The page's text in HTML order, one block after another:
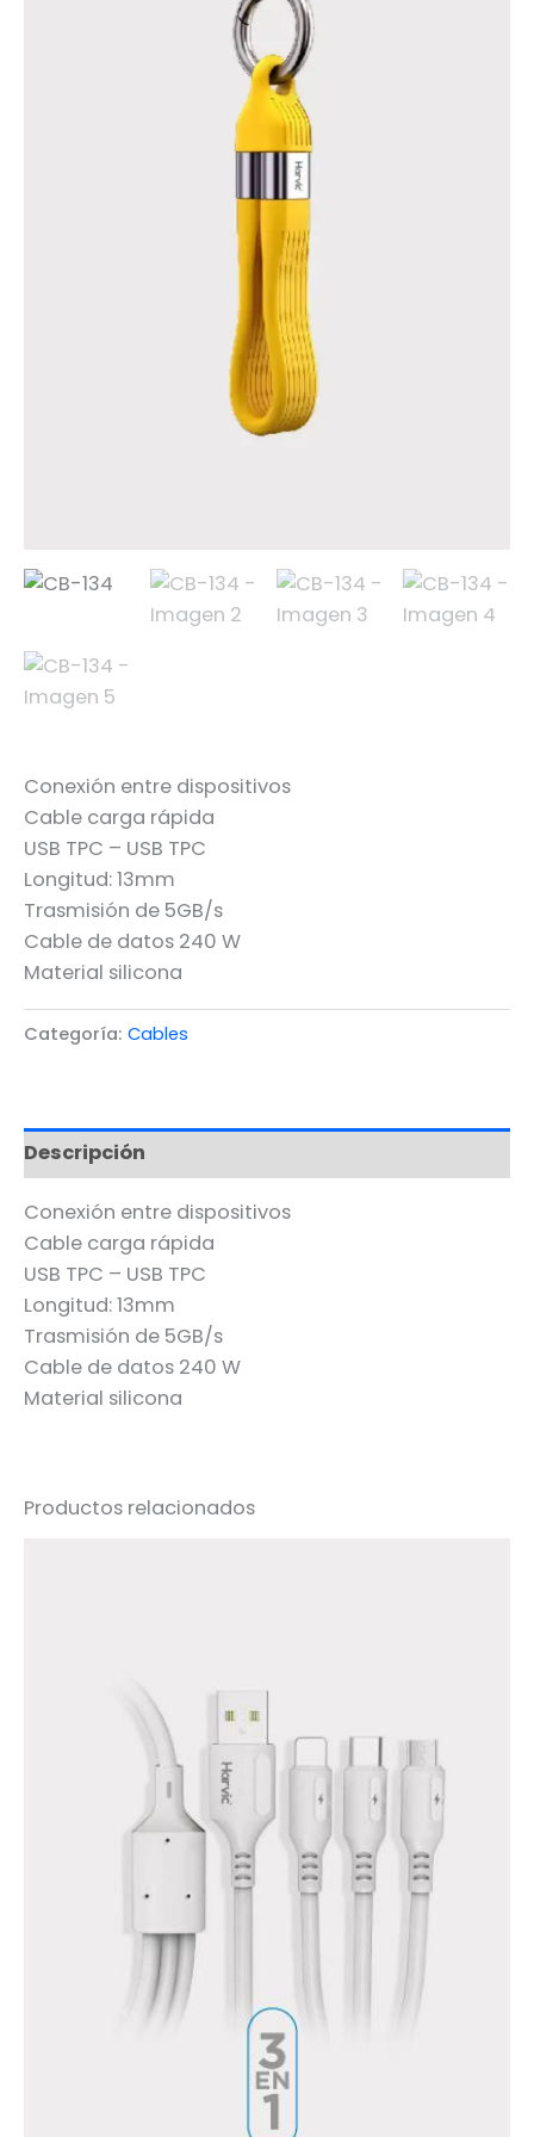
Conexión entre dispositivos
Cable carga rápida
USB TPC – USB TPC
Longitud: 13mm
Trasmisión de 5GB/s
Cable de datos 240 W
Material silicona
Categoría: Cables
Descripción
Conexión entre dispositivos
Cable carga rápida
USB TPC – USB TPC
Longitud: 13mm
Trasmisión de 5GB/s
Cable de datos 240 W
Material silicona
Productos relacionados